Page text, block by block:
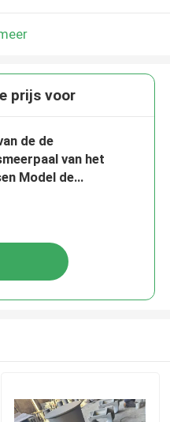
prijs voor
de de
van het
Model de